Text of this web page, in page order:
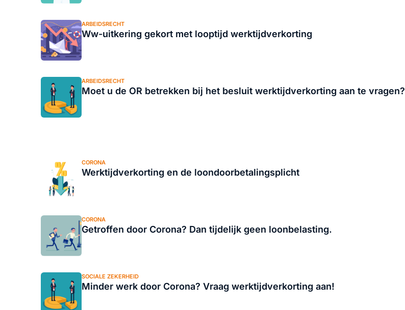
ARBEIDSRECHT
Ww-uitkering gekort met looptijd werktijdverkorting
ARBEIDSRECHT
Moet u de OR betrekken bij het besluit werktijdverkorting aan te vragen?
CORONA
Werktijdverkorting en de loondoorbetalingsplicht
CORONA
Getroffen door Corona? Dan tijdelijk geen loonbelasting.
SOCIALE ZEKERHEID
Minder werk door Corona? Vraag werktijdverkorting aan!